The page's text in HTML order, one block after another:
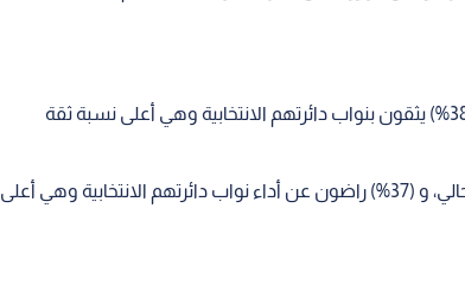
(36%) من الأردنيين يثقون بمجلس النواب الحالي، و (38%) يثقون بنواب دائرتهم الانتخابية وهي أعلى نسبة ثقة
(39%) من الأردنيين راضون عن أداء مجلس النواب الحالي، و (37%) راضون عن أداء نواب دائرتهم الانتخابية وهي أعلى